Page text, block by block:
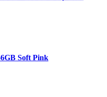
Soft Pink